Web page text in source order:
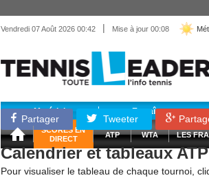
Vendredi 07 Août 2026 00:42 | Mise à jour 00:08
Matériel Entraînement
SCORES EN
DIRECT
ATP WTA LES
Partager Tweeter
Calendrier et tableaux ATP
Pour visualiser le tableau de chaque tournoi,